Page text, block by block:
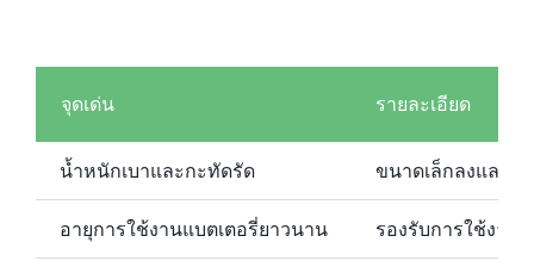
จุดเด่น รายละเอียด
น้ำหนักเบาและกะทัดรัด ขนาดเล็กลงและน้
อายุการใช้งานแบตเตอรี่ยาวนาน รองรับการใช้งาน